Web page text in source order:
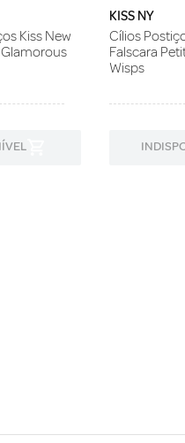
Kiss New
Glamorous
KISS NY
Cílios
Falscara
Wisps